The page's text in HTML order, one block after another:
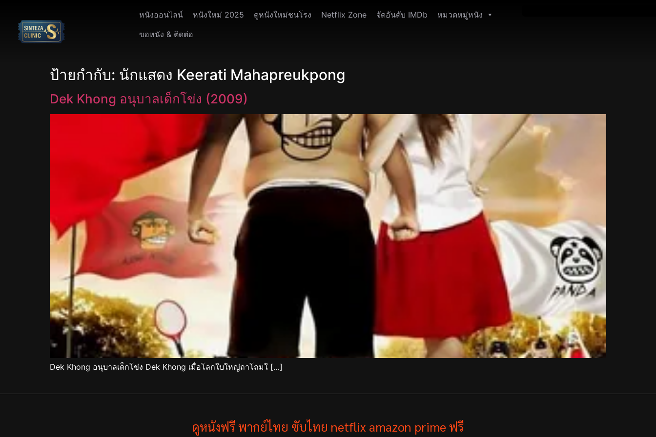
หนังออนไลน์ หนังใหม่ 2025 ดูหนังใหม่ชนโรง Netflix Zone จัดอันดับ IMDb
หมวดหมู่หนัง
ขอหนัง & ติดต่อ
ป้ายกำกับ: นักแสดง Keerati Mahapreukpong
Dek Khong อนุบาลเด็กโข่ง (2009)
Dek Khong อนุบาลเด็กโข่ง Dek Khong เมื่อโลกใบใหญ่ถาโถมใ […]
ดูหนังฟรี พากย์ไทย ซับไทย netflix amazon prime ฟรี